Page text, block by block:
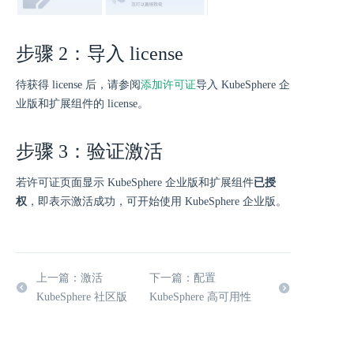
步骤 2：导入 license
待获得 license 后，请参阅添加许可证导入 KubeSphere 企
业版和扩展组件的 license。
步骤 3：验证激活
若许可证页面显示 KubeSphere 企业版和扩展组件已授
权 ，即表示激活成功，可开始使用 KubeSphere 企业版。
上一篇：激活
KubeSphere 社区版
下一篇：配置
KubeSphere 高可用性